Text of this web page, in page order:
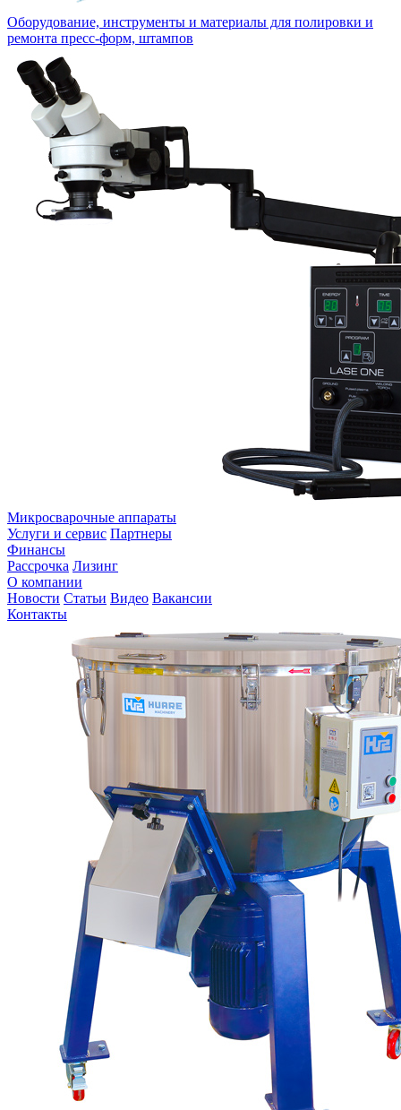
Оборудование, инструменты и материалы для полировки и
ремонта пресс-форм, штампов
Микросварочные аппараты
Услуги и сервис Партнеры
Финансы
Рассрочка Лизинг
О компании
Новости Статьи Видео Вакансии
Контакты